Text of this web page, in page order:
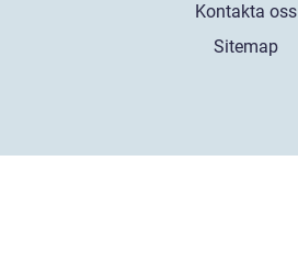
Kontakta oss
Sitemap